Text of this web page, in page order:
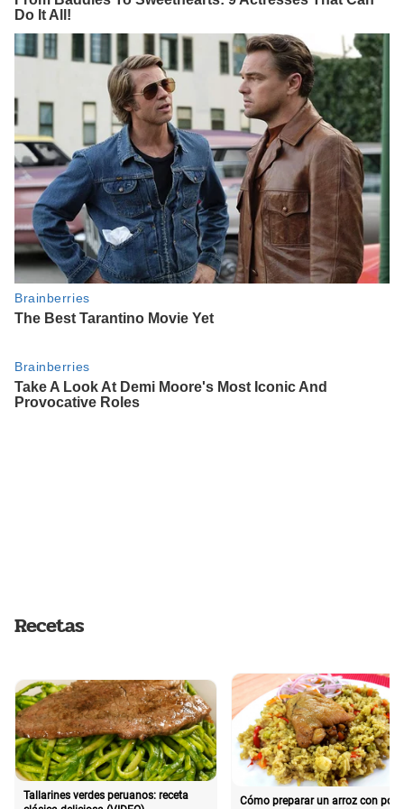
Recetas
Tallarines verdes peruanos: receta
Cómo preparar un arroz con pollo